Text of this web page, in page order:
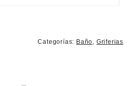
Categorías: Baño, Griferias